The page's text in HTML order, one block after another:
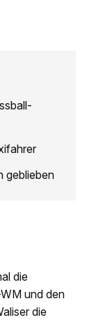
geblieben
die
und den
die